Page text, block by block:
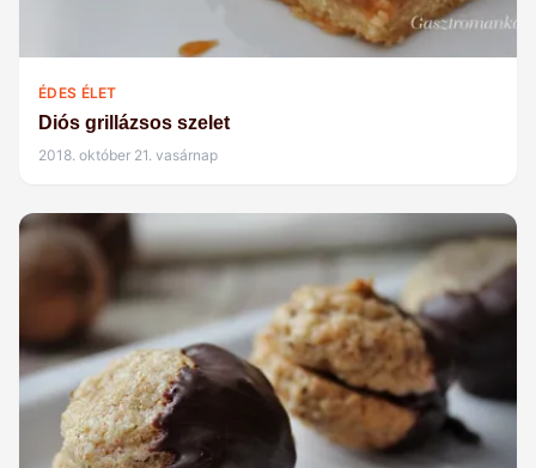
ÉDES ÉLET
Diós grillázsos szelet
2018. október 21. vasárnap